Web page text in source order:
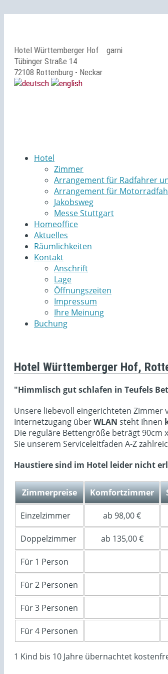
Hotel Württemberger Hof
garni
Tübinger Straße 14
72108 Rottenburg - Neckar
Hotel
Zimmer
Arrangement für Radfahrer
Arrangement für
Jakobsweg
Messe Stuttgart
Homeoffice
Aktuelles
Räumlichkeiten
Kontakt
Anschrift
Lage
Öffnungszeiten
Impressum
Ihre Meinung
Buchung
Hotel Württemberger Hof,
"Himmlisch gut schlafen in Teufels
Unsere liebevoll eingerichteten Zimmer
Internetzugang überWLAN steht Ihnen
Die reguläre Bettengröße beträgt 90cm
Sie unserem Serviceleitfaden A-Z
Haustiere sind im Hotel leider nicht
Zimmerpreise Komfortzimmer
Einzelzimmer ab 98,00 €
Doppelzimmer ab 135,00 €
Für 1 Person
Für 2 Personen
Für 3 Personen
Für 4 Personen
1 Kind bis 10 Jahre übernachtet